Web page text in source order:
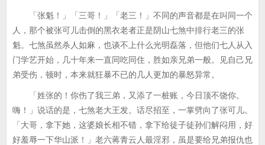
「张魁！」「三哥！」「老三！」不同的声音都是在叫同一个
人，那个被张可儿击倒的黑衣老者正是阴山七煞中排行老三的张
魁。七煞虽然杀人如麻，也谈不上什么光明磊落，但他们七人从入
门学艺开始，几十年来一直同吃同住，胜如亲兄弟一般。见自己兄
弟受伤，顿时，本来就狂暴不已的几人更加的暴怒异常。
「姓张的！你伤了我三弟，又添了一桩账，今日顶不饶你。
嗨！」说话的是，七煞老大王发。话尽招至，一掌劈向了张可儿。
「大哥，拿下她，这婆娘长相不错，拿下给徒子徒孙们解闷用，好
好羞辱一下华山派！」老六蒋青云人最淫邪，虽是要给兄弟报仇也